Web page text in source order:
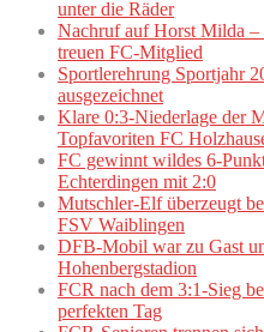
unter die Räder
Nachruf auf Horst Milda –
treuen FC-Mitglied
Sportlerehrung Sportjahr
ausgezeichnet
Klare 0:3-Niederlage der
Topfavoriten FC
FC gewinnt wildes 6-
Echterdingen mit 2:0
Mutschler-Elf überzeugt
FSV Waiblingen
DFB-Mobil war zu Gast
Hohenbergstadion
FCR nach dem 3:1-Sieg
perfekten Tag